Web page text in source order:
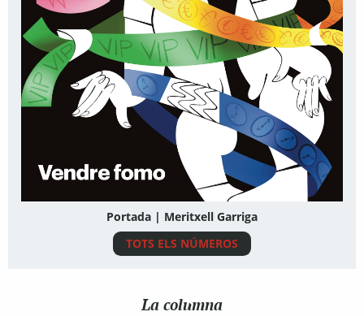
Portada | Meritxell Garriga
TOTS ELS NÚMEROS
La columna